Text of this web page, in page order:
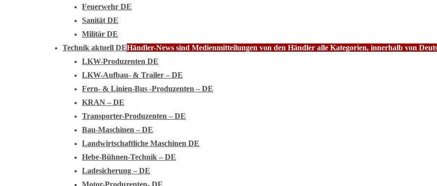
Feuerwehr DE
Sanität DE
Militär DE
Technik aktuell DEHändler-News sind Medienmitteilungen von den Händler alle Kategorien, innerhalb von
LKW-Produzenten DE
LKW-Aufbau- & Trailer – DE
Fern- & Linien-Bus -Produzenten – DE
KRAN – DE
Transporter-Produzenten – DE
Bau-Maschinen – DE
Landwirtschaftliche Maschinen DE
Hebe-Bühnen-Technik – DE
Ladesicherung – DE
Motor-Produzenten- DE